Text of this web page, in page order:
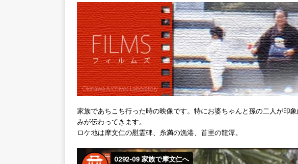
家族であちこち行った時の映像です。特にお婆ちゃんと孫の二人が印
みが伝わってきます。
ロケ地は摩文仁の慰霊碑、糸満の漁港、首里の龍潭。